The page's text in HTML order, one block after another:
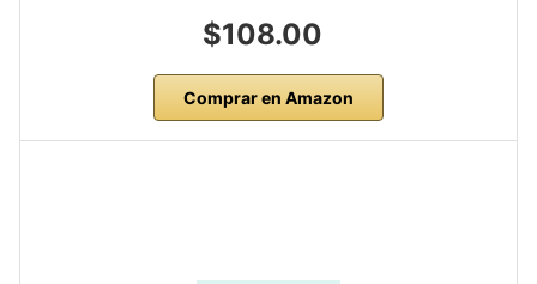
$108.00
Comprar en Amazon